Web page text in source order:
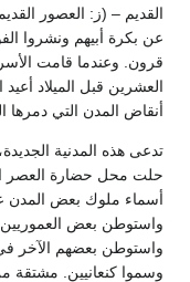
القديم – (ز: العصور
عن بكرة أبيهم ونشروا
قرون. وعندما قامت
العشرين قبل الميلاد
أنقاض المدن التي دمرها
تدعى هذه المدنية
حلت محل حضارة العصر
أسماء ملوك بعض المدن
واستوطن بعض العموريين
واستوطن بعضهم الآخر
وسموا كنعانيين. مشتقة من